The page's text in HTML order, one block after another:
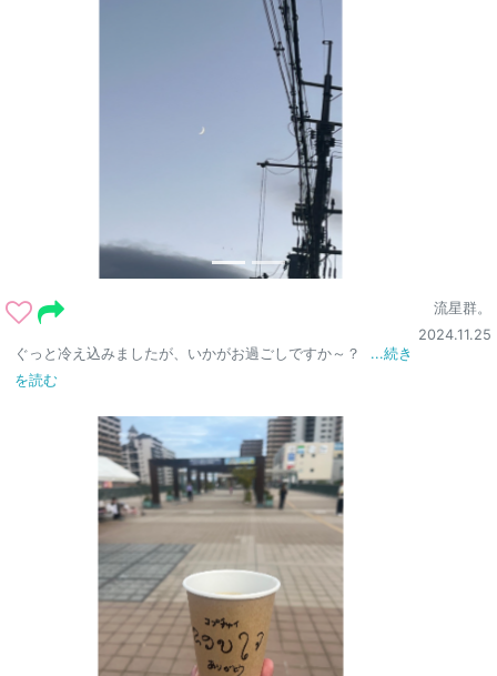
流星群。
2024.11.25
ぐっと冷え込みましたが、いかがお過ごしですか～？
...続き
を読む